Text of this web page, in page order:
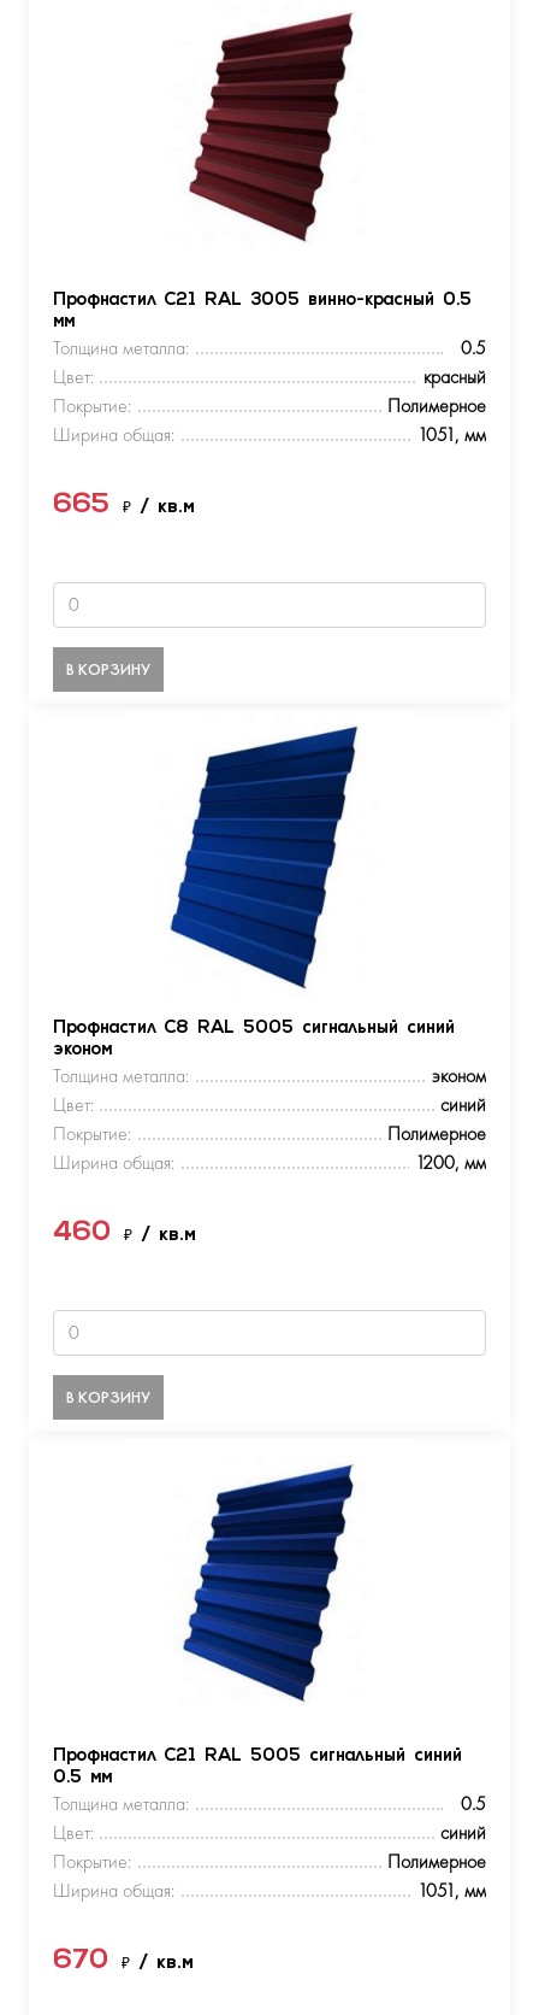
Профнастил С21 RAL 3005 винно-красный 0.5
мм
Толщина металла:
0.5
Цвет:
красный
Покрытие:
Полимерное
Ширина общая:
1051, мм
665 ₽ / кв.м
В КОРЗИНУ
Профнастил С8 RAL 5005 сигнальный синий
эконом
Толщина металла:
эконом
Цвет:
синий
Покрытие:
Полимерное
Ширина общая:
1200, мм
460 ₽ / кв.м
В КОРЗИНУ
Профнастил С21 RAL 5005 сигнальный синий
0.5 мм
Толщина металла:
0.5
Цвет:
синий
Покрытие:
Полимерное
Ширина общая:
1051, мм
670 ₽ / кв.м